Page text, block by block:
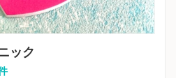
ック